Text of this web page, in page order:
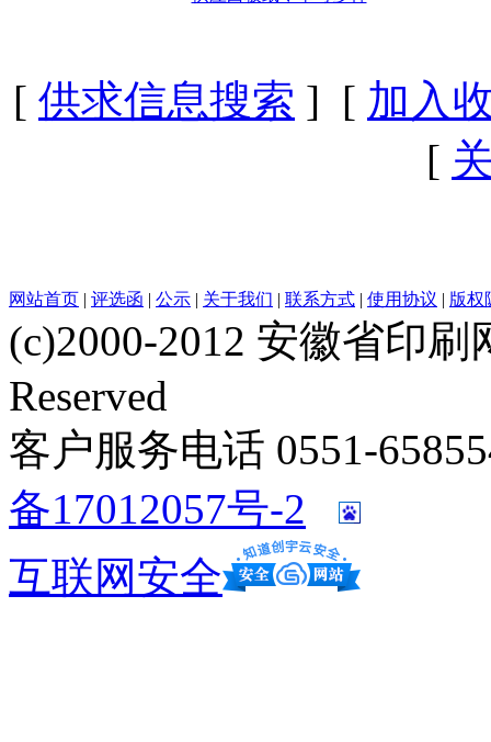
[ 供求信息搜索 ] [ 加入
[
网站首页 | 评选函 | 公示 | 关于我们 | 联系方式 | 使用协议 | 版权
(c)2000-2012 安徽省印刷
Reserved
客户服务电话 0551-
备17012057号-2
互联网安全